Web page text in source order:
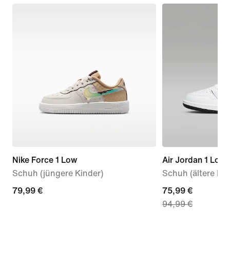
Nike Force 1 Low
Schuh (jüngere Kinder)
79,99 €
79,99 €
Air Jordan 1 Low
Schuh (ältere
current
price
75,99 €
94,99 €